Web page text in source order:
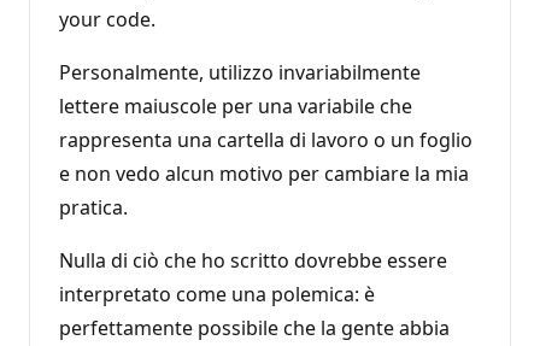
your code.
Personalmente, utilizzo invariabilmente
lettere maiuscole per una variabile che
rappresenta una cartella di lavoro o un foglio
e non vedo alcun motivo per cambiare la mia
pratica.
Nulla di ciò che ho scritto dovrebbe essere
interpretato come una polemica: è
perfettamente possibile che la gente abbia